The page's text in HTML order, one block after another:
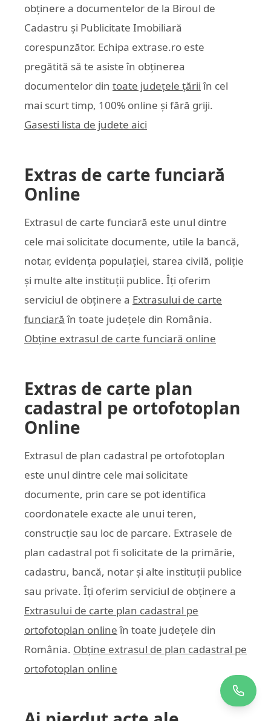
obținere a documentelor de la Biroul de
Cadastru și Publicitate Imobiliară
corespunzător. Echipa extrase.ro este
pregătită să te asiste în obținerea
documentelor din toate județele țării în cel
mai scurt timp, 100% online și fără griji.
Gasesti lista de judete aici
Extras de carte funciară
Online
Extrasul de carte funciară este unul dintre
cele mai solicitate documente, utile la bancă,
notar, evidența populației, starea civilă, poliție
și multe alte instituții publice. Îți oferim
serviciul de obținere a Extrasului de carte
funciară în toate județele din România.
Obține extrasul de carte funciară online
Extras de carte plan
cadastral pe ortofotoplan
Online
Extrasul de plan cadastral pe ortofotoplan
este unul dintre cele mai solicitate
documente, prin care se pot identifica
coordonatele exacte ale unui teren,
construcție sau loc de parcare. Extrasele de
plan cadastral pot fi solicitate de la primărie,
cadastru, bancă, notar și alte instituții publice
sau private. Îți oferim serviciul de obținere a
Extrasului de carte plan cadastral pe
ortofotoplan online în toate județele din
România. Obține extrasul de plan cadastral pe
ortofotoplan online